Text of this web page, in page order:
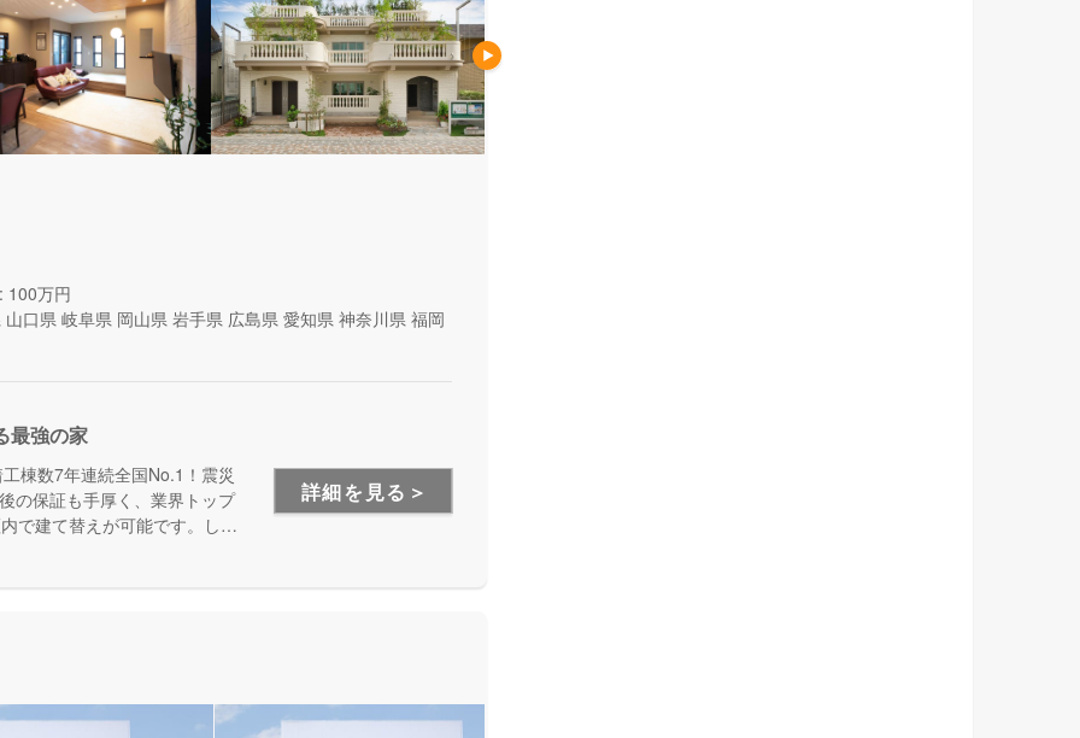
100万円
山口県 岐阜県 岡山県 岩手県 広島県 愛知県 神奈川県 福岡
最強の家
棟数7年連続全国No.1！震災
の保証も手厚く、業界トップ
で建て替えが可能です。しっ
詳細を見る＞